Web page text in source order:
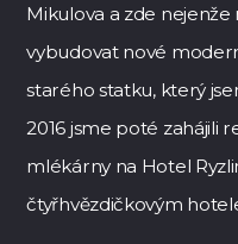
Mikulova a zde nejenže
vybudovat nové
starého statku, který
2016 jsme poté zahájili
mlékárny na Hotel
čtyřhvězdičkovým